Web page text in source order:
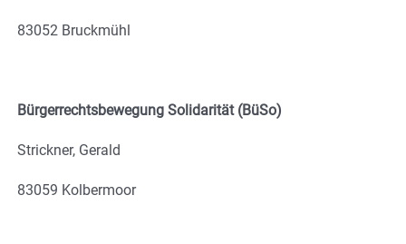
83052 Bruckmühl
Bürgerrechtsbewegung Solidarität (BüSo)
Strickner, Gerald
83059 Kolbermoor